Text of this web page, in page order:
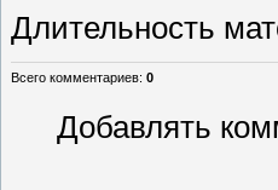
Длительность
Всего комментариев: 0
Добавлять